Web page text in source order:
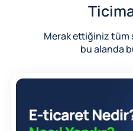
Merak ettiğiniz tüm
bu alanda